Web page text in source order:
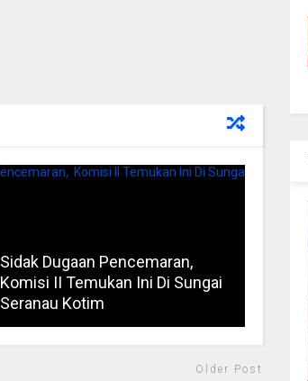
Sidak Dugaan Pencemaran,
Komisi II Temukan Ini Di Sungai
Seranau Kotim
Older Post